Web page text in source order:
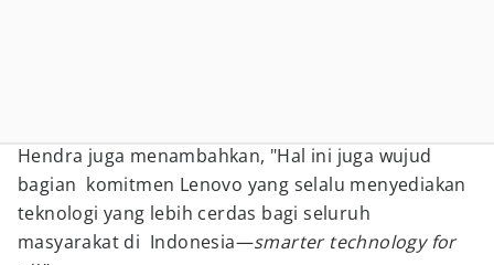
Hendra juga menambahkan, "Hal ini juga wujud
bagian komitmen Lenovo yang selalu menyediakan
teknologi yang lebih cerdas bagi seluruh
masyarakat di Indonesia—smarter technology for